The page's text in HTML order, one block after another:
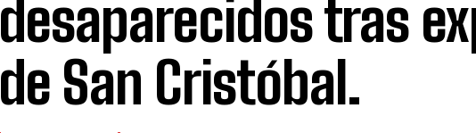
desaparecidos tras
de San Cristóbal.